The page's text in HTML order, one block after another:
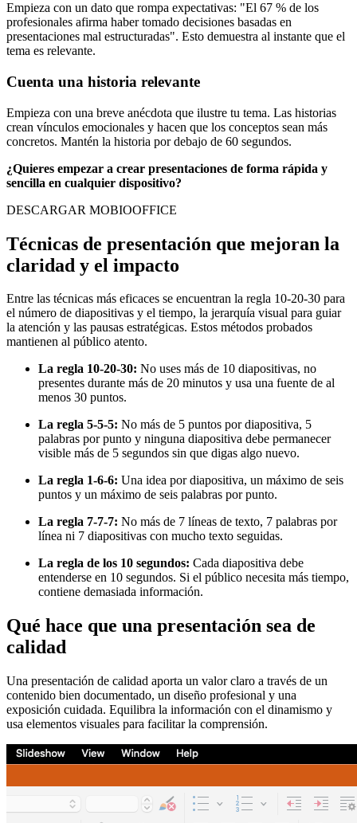
Empieza con un dato que rompa expectativas: "El 67 % de los
profesionales afirma haber tomado decisiones basadas en
presentaciones mal estructuradas". Esto demuestra al instante que el
tema es relevante.
Cuenta una historia relevante
Empieza con una breve anécdota que ilustre tu tema. Las historias
crean vínculos emocionales y hacen que los conceptos sean más
concretos. Mantén la historia por debajo de 60 segundos.
¿Quieres empezar a crear presentaciones de forma rápida y
sencilla en cualquier dispositivo?
DESCARGAR MOBIOOFFICE
Técnicas de presentación que mejoran la
claridad y el impacto
Entre las técnicas más eficaces se encuentran la regla 10-20-30 para
el número de diapositivas y el tiempo, la jerarquía visual para guiar
la atención y las pausas estratégicas. Estos métodos probados
mantienen al público atento.
La regla 10-20-30: No uses más de 10 diapositivas, no
presentes durante más de 20 minutos y usa una fuente de al
menos 30 puntos.
La regla 5-5-5: No más de 5 puntos por diapositiva, 5
palabras por punto y ninguna diapositiva debe permanecer
visible más de 5 segundos sin que digas algo nuevo.
La regla 1-6-6: Una idea por diapositiva, un máximo de seis
puntos y un máximo de seis palabras por punto.
La regla 7-7-7: No más de 7 líneas de texto, 7 palabras por
línea ni 7 diapositivas con mucho texto seguidas.
La regla de los 10 segundos: Cada diapositiva debe
entenderse en 10 segundos. Si el público necesita más tiempo,
contiene demasiada información.
Qué hace que una presentación sea de
calidad
Una presentación de calidad aporta un valor claro a través de un
contenido bien documentado, un diseño profesional y una
exposición cuidada. Equilibra la información con el dinamismo y
usa elementos visuales para facilitar la comprensión.